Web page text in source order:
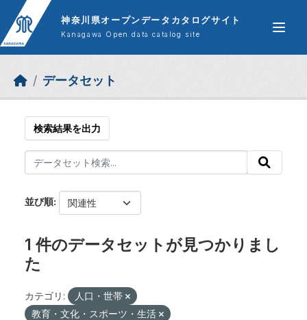
Skip to main content
神奈川県オープンデータカタログサイト
Kanagawa Open data catalog site
データセット
検索結果を出力
並び順
1 件のデータセットが見つかりまし
た
カテゴリ:
人口・世帯
教育・文化・スポーツ・生活